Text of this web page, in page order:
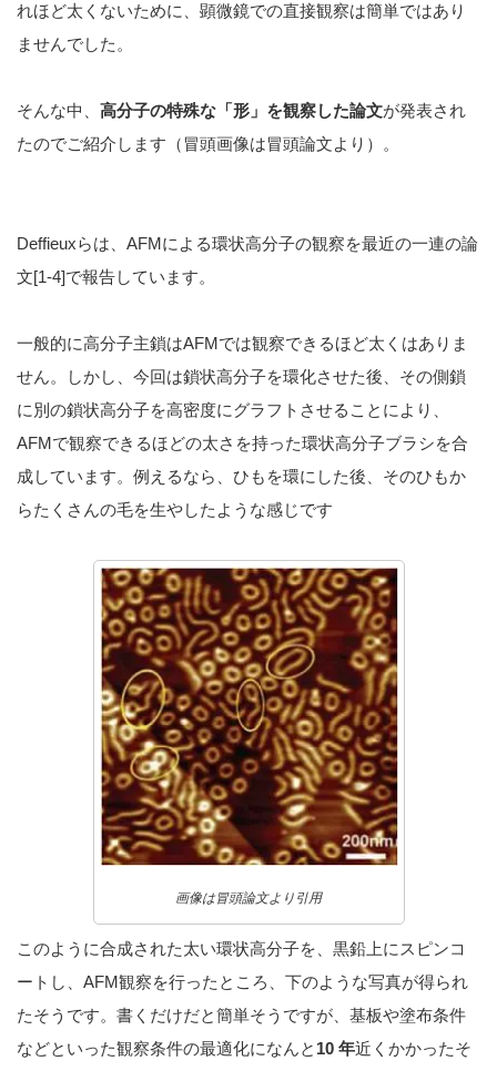
れほど太くないために、顕微鏡での直接観察は簡単ではあり
ませんでした。
そんな中、 高分子の特殊な「形」を観察した論文が発表され
たのでご紹介します（冒頭画像は冒頭論文より）。
Deffieuxらは、AFMによる環状高分子の観察を最近の一連の論
文[1-4]で報告しています。
一般的に高分子主鎖はAFMでは観察できるほど太くはありま
せん。しかし、今回は鎖状高分子を環化させた後、その側鎖
に別の鎖状高分子を高密度にグラフトさせることにより、
AFMで観察できるほどの太さを持った環状高分子ブラシを合
成しています。例えるなら、ひもを環にした後、そのひもか
らたくさんの毛を生やしたような感じです
画像は冒頭論文より引用
このように合成された太い環状高分子を、黒鉛上にスピンコ
ートし、AFM観察を行ったところ、下のような写真が得られ
たそうです。書くだけだと簡単そうですが、基板や塗布条件
などといった観察条件の最適化になんと 10 年近くかかったそ